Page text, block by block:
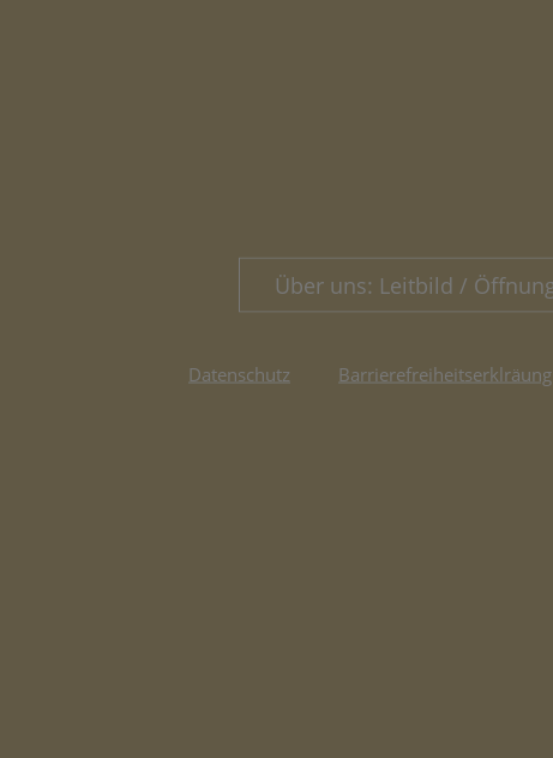
Über uns: Leitbild /
Datenschutz Barrierefreiheitserklräung